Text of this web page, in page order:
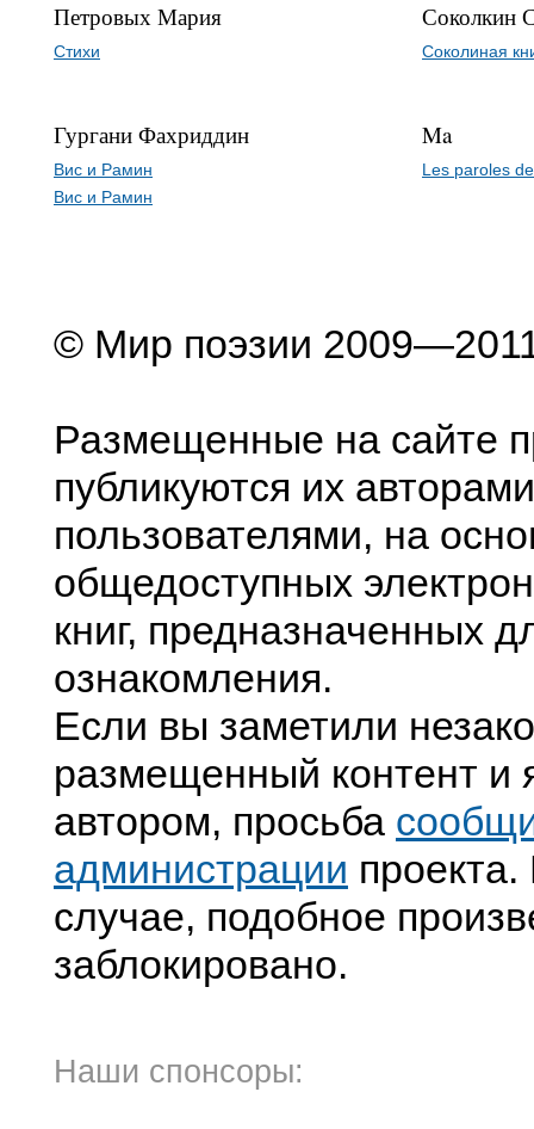
Петровых Мария
Стихи
Гургани Фахриддин
Вис и Рамин
Вис и Рамин
Соколкин
Соколиная
Ma
Les paroles
© Мир поэзии
Размещенные на сайте
публикуются их
пользователями, на
общедоступных
книг, предназначенных
ознакомления.
Если вы заметили
размещенный контент и
автором, просьба
администрации
случае, подобное
заблокировано.
Наши спонсоры: